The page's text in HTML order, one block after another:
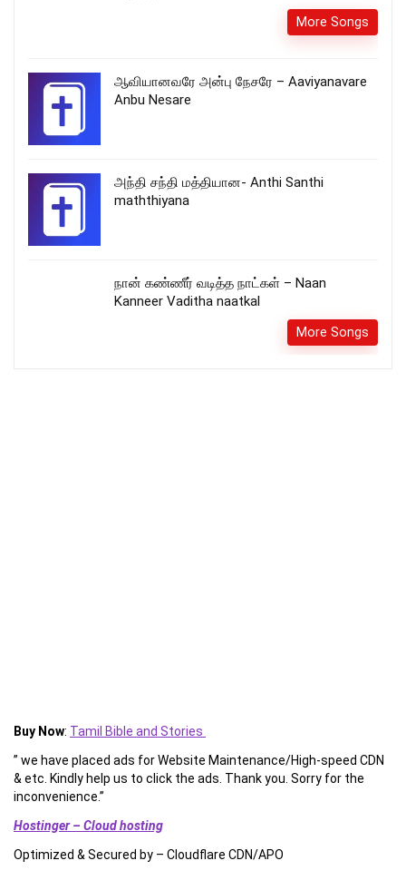
More Songs
ஆவியானவரே அன்பு நேசரே – Aaviyanavare
Anbu Nesare
அந்தி சந்தி மத்தியான- Anthi Santhi
maththiyana
நான் கண்ணீர் வடித்த நாட்கள் – Naan
Kanneer Vaditha naatkal
More Songs
Buy Now: Tamil Bible and Stories
” we have placed ads for Website Maintenance/High-speed CDN
& etc. Kindly help us to click the ads. Thank you. Sorry for the
inconvenience.”
Hostinger – Cloud hosting
Optimized & Secured by – Cloudflare CDN/APO